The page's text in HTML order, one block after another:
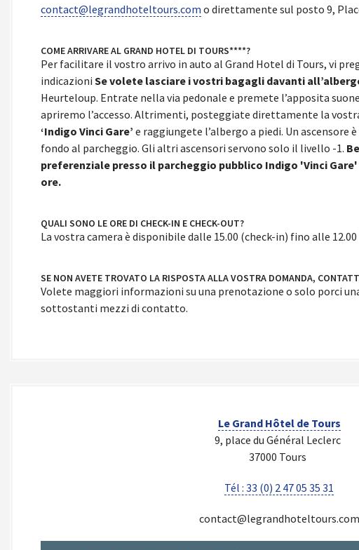
contact@legrandhoteltours.com o direttamente sul posto 9,
COME ARRIVARE AL GRAND HOTEL DI TOURS****?
Per facilitare il vostro arrivo in auto al Grand Hotel di Tours, vi
indicazioni Se volete lasciare i vostri bagagli davanti
Heurteloup. Entrate nella via pedonale e premete l’apposita
apriremo l’accesso. Altrimenti, posteggiate direttamente la
‘Indigo Vinci Gare’ e raggiungete l’albergo a piedi. Un ascensore
fondo al parcheggio. Gli altri ascensori servono solo il livello -1.
preferenziale presso il parcheggio pubblico Indigo 'Vinci Gare'
ore.
QUALI SONO LE ORE DI CHECK-IN E CHECK-OUT?
La vostra camera è disponibile dalle 15.00 (check-in) fino alle 12.00
SE NON AVETE TROVATO LA RISPOSTA ALLA VOSTRA DOMANDA,
Volete maggiori informazioni su una prenotazione o solo porci
sottostanti mezzi di contatto.
Le Grand Hôtel de Tours
9, place du Général Leclerc
37000 Tours
Tél : 33 (0) 2 47 05 35 31
contact@legrandhoteltours.com